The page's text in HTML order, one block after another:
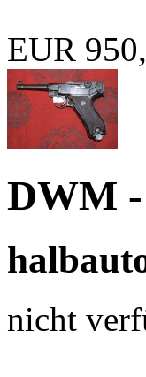
EUR
DWM -
nicht